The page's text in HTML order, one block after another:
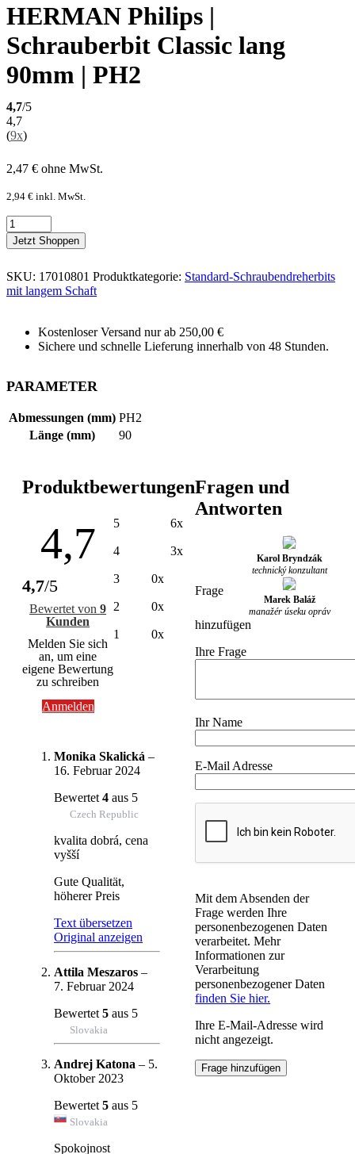
HERMAN Philips |
Schrauberbit Classic lang
90mm | PH2
4,7/5
4,7
(9x)
2,47 € ohne MwSt.
2,94 € inkl. MwSt.
Jetzt Shoppen
SKU: 17010801 Produktkategorie: Standard-Schraubendreherbits
mit langem Schaft
Kostenloser Versand nur ab 250,00 €
Sichere und schnelle Lieferung innerhalb von 48 Stunden.
PARAMETER
Abmessungen (mm) PH2
Länge (mm)
90
Produktbewertungen
4,7
4,7/5
Bewertet von9
Kunden
Melden Sie sich
an, um eine
eigene Bewertung
zu schreiben
Anmelden
5 6x
4 3x
3 0x
2 0x
1 0x
Monika Skalická –
16. Februar 2024
Bewertet 4 aus 5
Czech Republic
kvalita dobrá, cena
vyšší
Gute Qualität,
höherer Preis
Text übersetzen
Original anzeigen
Attila Meszaros –
7. Februar 2024
Bewertet 5 aus 5
Slovakia
Andrej Katona – 5.
Oktober 2023
Bewertet 5 aus 5
Slovakia
Spokojnost
Fragen und
Antworten
Karol Bryndzák
technický konzultant
Marek Baláž
manažér úseku opráv
Frage
hinzufügen
Ihre Frage
Ihr Name
E-Mail Adresse
Mit dem Absenden der
Frage werden Ihre
personenbezogenen Daten
verarbeitet. Mehr
Informationen zur
Verarbeitung
personenbezogener Daten
finden Sie hier.
Ihre E-Mail-Adresse wird
nicht angezeigt.